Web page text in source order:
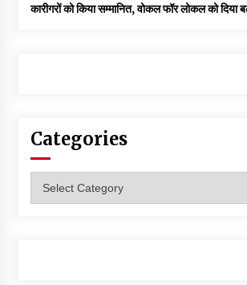
कारीगरों को किया सम्मानित, वोकल फॉर लोकल को दिया
Categories